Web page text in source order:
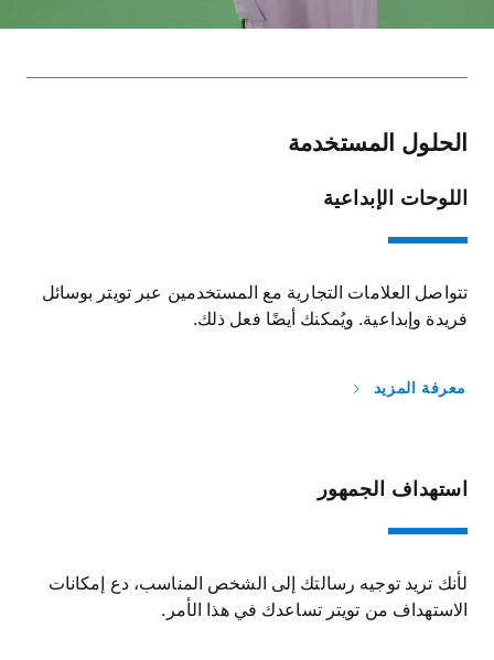
الحلول المستخدمة
اللوحات الإبداعية
تتواصل العلامات التجارية مع المستخدمين عبر تويتر بوسائل
فريدة وإبداعية. ويُمكنك أيضًا فعل ذلك.
معرفة المزيد
استهداف الجمهور
لأنك تريد توجيه رسالتك إلى الشخص المناسب، دع إمكانات
الاستهداف من تويتر تساعدك في هذا الأمر.